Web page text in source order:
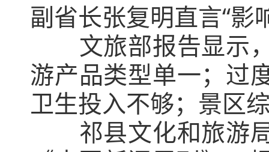
副省长张复明直言“影
文旅部报告显示
游产品类型单一；过
卫生投入不够；景区
祁县文化和旅游